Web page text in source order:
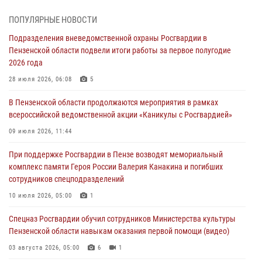
Сотрудники пензенского ОМОН «Страж» познакомили участников
05 августа 2026, 06:15
В Пензе сотрудники Росгвардии оказали помощь
дезориентированному пенсионеру
В Пензе при силовой поддержке Росгвардии пресечена
деятельность ОПГ, маскировавшейся под реабилитационный центр
04 августа 2026, 07:05 4
В Управлении Росгвардии по Пензенской области подвели итоги
работы за первое полугодие 2026 года
ПОПУЛЯРНЫЕ НОВОСТИ
Подразделения вневедомственной охраны Росгвардии в
Пензенской области подвели итоги работы за первое полугодие
2026 года
28 июля 2026, 06:08 5
В Пензенской области продолжаются мероприятия в рамках
всероссийской ведомственной акции «Каникулы с Росгвардией»
09 июля 2026, 11:44
При поддержке Росгвардии в Пензе возводят мемориальный
комплекс памяти Героя России Валерия Канакина и погибших
сотрудников спецподразделений
10 июля 2026, 05:00 1
Спецназ Росгвардии обучил сотрудников Министерства культуры
Пензенской области навыкам оказания первой помощи (видео)
03 августа 2026, 05:00 6 1